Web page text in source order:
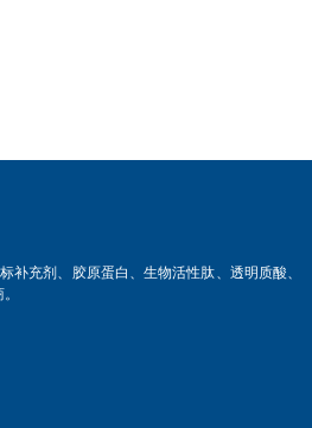
补充剂、胶原蛋白、生物活性肽、透明质酸、